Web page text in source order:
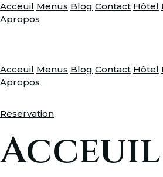
Acceuil Menus Blog Contact Hôtel
Apropos
Acceuil Menus Blog Contact Hôtel
Apropos
Reservation
Acceuil